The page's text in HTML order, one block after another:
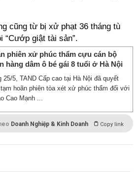
cũng từ bị xử phạt 36 tháng tù
“Cướp giật tài sản”.
phiên xử phúc thẩm cựu cán bộ
hàng dâm ô bé gái 8 tuổi ở Hà Nội
25/5, TAND Cấp cao tại Hà Nội đã quyết
hoãn phiên tòa xét xử phúc thẩm đối với
Cao Mạnh ...
Doanh Nghiệp & Kinh Doanh Copy link